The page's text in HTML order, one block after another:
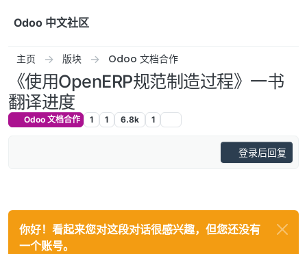
Odoo 中文社区
主页 版块 Odoo 文档合作
《使用OpenERP规范制造过程》一书
翻译进度
Odoo 文档合作 1 1 6.8k 1
登录后回复
你好！看起来您对这段对话很感兴趣，但您还没有
一个账号。